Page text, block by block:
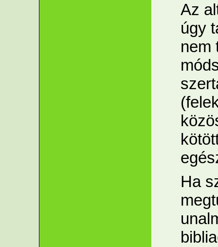
Az
úgy
nem
Ha